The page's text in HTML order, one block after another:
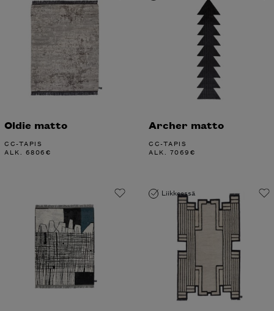
Oldie matto
CC-TAPIS
ALK. 6806€
Archer matto
CC-TAPIS
ALK. 7069€
Liikkeessä